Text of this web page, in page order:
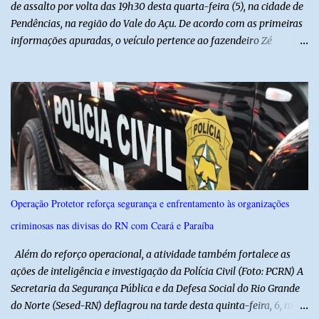
de assalto por volta das 19h30 desta quarta-feira (5), na cidade de
Pendências, na região do Vale do Açu. De acordo com as primeiras
informações apuradas, o veículo pertence ao fazendeiro Zé
anunciaram o assalto no momento em que ela estava em frente à
residência, no Centro da cidade. Ainda conforme relatos de
testemunhas, os suspeitos utilizavam roupas semelhantes a
uniformes de empresa, o que pode ter ajudado a não despertar
suspeitas antes da abordagem. Após a ação criminosa, a dupla
fugiu levando a caminhonete em direção ainda desconhecida. A
Polícia Militar foi acionada logo após o crime e realiza diligências
na região na tentativa de localizar o veículo e identificar os
autores do assalto. Qualquer informação que possa ajudar na
ser repassad...
Operação Protetor reforça segurança e enfrentamento às organizações
criminosas nas divisas do RN com Ceará e Paraíba
Além do reforço operacional, a atividade também fortalece as
ações de inteligência e investigação da Polícia Civil (Foto: PCRN) A
Secretaria da Segurança Pública e da Defesa Social do Rio Grande
do Norte (Sesed-RN) deflagrou na tarde desta quinta-feira, 6, mais